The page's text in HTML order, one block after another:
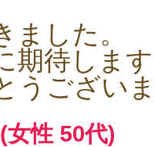
ました。
期待しま
うござい
女性 50代)